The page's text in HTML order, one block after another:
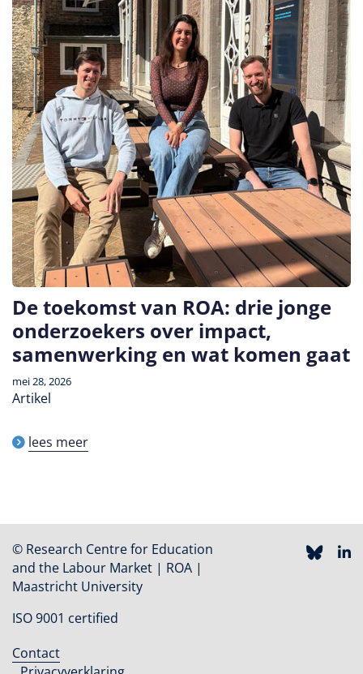
De toekomst van ROA: drie jonge
onderzoekers over impact,
samenwerking en wat komen gaat
mei 28, 2026
Artikel
lees meer
© Research Centre for Education
and the Labour Market | ROA |
Maastricht University
ISO 9001 certified
Footer
Contact